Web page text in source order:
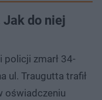
Jak do niej
policji zmarł 34-
ul. Traugutta trafił
oświadczeniu